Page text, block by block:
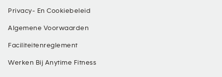
Privacy- En Cookiebeleid
Algemene Voorwaarden
Faciliteitenreglement
Werken Bij Anytime Fitness